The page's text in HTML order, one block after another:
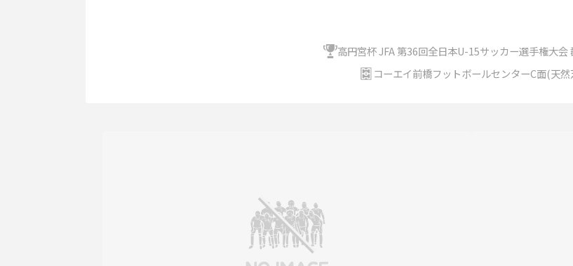
高円宮杯 JFA 第36回全日本U-15サッカー選手権大会
コーエイ前橋フットボールセンターC面(天然